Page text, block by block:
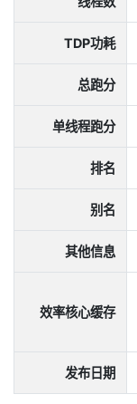
TDP功耗
总跑分
单线程跑分
排名
别名
其他信息
效率核心缓存
发布日期